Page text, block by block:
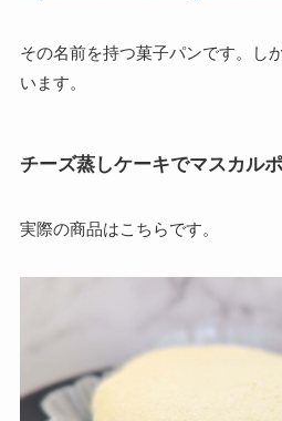
その名前を持つ菓子パンです。し
います。
チーズ蒸しケーキでマスカル
実際の商品はこちらです。